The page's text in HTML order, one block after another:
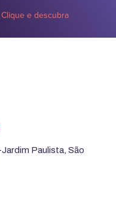
Clique e descubra
Paulista, São